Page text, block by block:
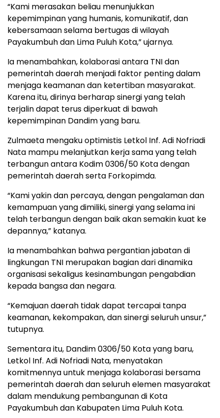
“Kami merasakan beliau menunjukkan
kepemimpinan yang humanis, komunikatif, dan
kebersamaan selama bertugas di wilayah
Payakumbuh dan Lima Puluh Kota,” ujarnya.
Ia menambahkan, kolaborasi antara TNI dan
pemerintah daerah menjadi faktor penting dalam
menjaga keamanan dan ketertiban masyarakat.
Karena itu, dirinya berharap sinergi yang telah
terjalin dapat terus diperkuat di bawah
kepemimpinan Dandim yang baru.
Zulmaeta mengaku optimistis Letkol Inf. Adi Nofriadi
Nata mampu melanjutkan kerja sama yang telah
terbangun antara Kodim 0306/50 Kota dengan
pemerintah daerah serta Forkopimda.
“Kami yakin dan percaya, dengan pengalaman dan
kemampuan yang dimiliki, sinergi yang selama ini
telah terbangun dengan baik akan semakin kuat ke
depannya,” katanya.
Ia menambahkan bahwa pergantian jabatan di
lingkungan TNI merupakan bagian dari dinamika
organisasi sekaligus kesinambungan pengabdian
kepada bangsa dan negara.
“Kemajuan daerah tidak dapat tercapai tanpa
keamanan, kekompakan, dan sinergi seluruh unsur,”
tutupnya.
Sementara itu, Dandim 0306/50 Kota yang baru,
Letkol Inf. Adi Nofriadi Nata, menyatakan
komitmennya untuk menjaga kolaborasi bersama
pemerintah daerah dan seluruh elemen masyarakat
dalam mendukung pembangunan di Kota
Payakumbuh dan Kabupaten Lima Puluh Kota.